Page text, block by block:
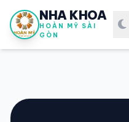
NHA KHOA
HOÀN MỸ SÀI
GÒN